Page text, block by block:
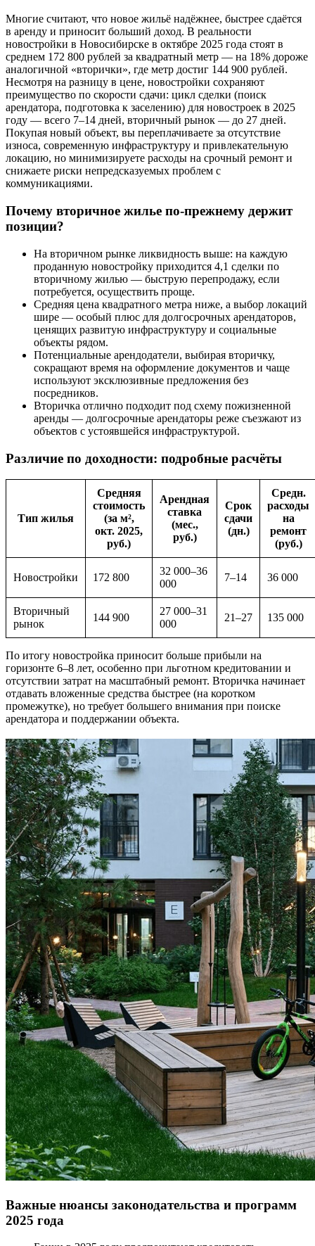
Многие считают, что новое жильё надёжнее, быстрее сдаётся
в аренду и приносит больший доход. В реальности
новостройки в Новосибирске в октябре 2025 года стоят в
среднем 172 800 рублей за квадратный метр — на 18% дороже
аналогичной «вторички», где метр достиг 144 900 рублей.
Несмотря на разницу в цене, новостройки сохраняют
преимущество по скорости сдачи: цикл сделки (поиск
арендатора, подготовка к заселению) для новостроек в 2025
году — всего 7–14 дней, вторичный рынок — до 27 дней.
Покупая новый объект, вы переплачиваете за отсутствие
износа, современную инфраструктуру и привлекательную
локацию, но минимизируете расходы на срочный ремонт и
снижаете риски непредсказуемых проблем с
коммуникациями.
Почему вторичное жилье по-прежнему держит
позиции?
На вторичном рынке ликвидность выше: на каждую
проданную новостройку приходится 4,1 сделки по
вторичному жилью — быструю перепродажу, если
потребуется, осуществить проще.
Средняя цена квадратного метра ниже, а выбор локаций
шире — особый плюс для долгосрочных арендаторов,
ценящих развитую инфраструктуру и социальные
объекты рядом.
Потенциальные арендодатели, выбирая вторичку,
сокращают время на оформление документов и чаще
используют эксклюзивные предложения без
посредников.
Вторичка отлично подходит под схему пожизненной
аренды — долгосрочные арендаторы реже съезжают из
объектов с устоявшейся инфраструктурой.
Различие по доходности: подробные расчёты
Тип жилья
Средняя
стоимость
(за м²,
окт. 2025,
руб.)
Арендная
ставка
(мес.,
руб.)
Срок
сдачи
(дн.)
Средн.
расходы
на
ремонт
(руб.)
Новостройки 172 800
32 000–36
000
7–14 36 000
Вторичный
рынок
144 900
27 000–31
000
21–27 135 000
По итогу новостройка приносит больше прибыли на
горизонте 6–8 лет, особенно при льготном кредитовании и
отсутствии затрат на масштабный ремонт. Вторичка начинает
отдавать вложенные средства быстрее (на коротком
промежутке), но требует большего внимания при поиске
арендатора и поддержании объекта.
Важные нюансы законодательства и программ
2025 года